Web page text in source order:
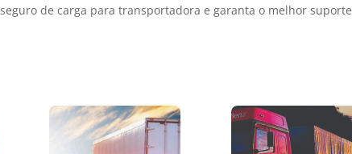
de carga para transportadora e garanta o melhor suporte